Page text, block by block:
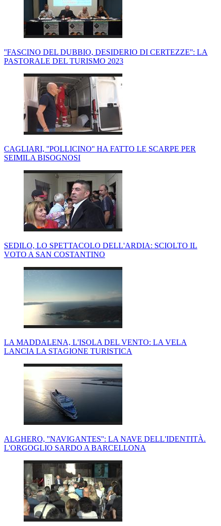
''FASCINO DEL DUBBIO, DESIDERIO DI CERTEZZE'': LA
PASTORALE DEL TURISMO 2023
CAGLIARI, ''POLLICINO'' HA FATTO LE SCARPE PER
SEIMILA BISOGNOSI
SEDILO, LO SPETTACOLO DELL'ARDIA: SCIOLTO IL
VOTO A SAN COSTANTINO
LA MADDALENA, L'ISOLA DEL VENTO: LA VELA
LANCIA LA STAGIONE TURISTICA
ALGHERO, ''NAVIGANTES'': LA NAVE DELL'IDENTITÀ.
L'ORGOGLIO SARDO A BARCELLONA